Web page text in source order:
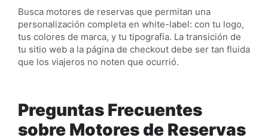
Busca motores de reservas que permitan una
personalización completa en white-label: con tu logo,
tus colores de marca, y tu tipografía. La transición de
tu sitio web a la página de checkout debe ser tan fluida
que los viajeros no noten que ocurrió.
Preguntas Frecuentes
sobre Motores de Reservas